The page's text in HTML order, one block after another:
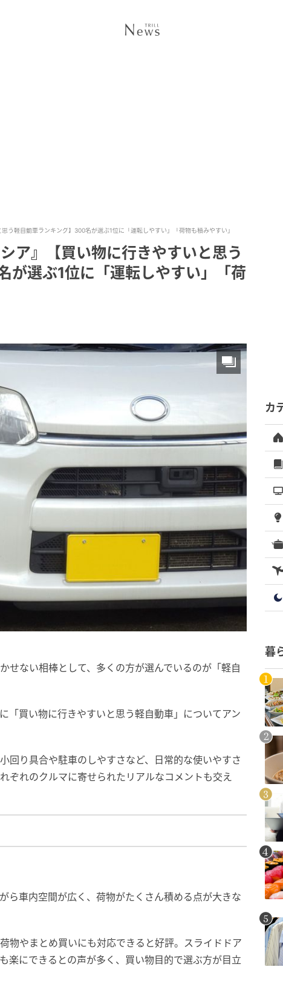
う軽自動車ランキング】300名が選ぶ1位に「運転しやすい」「荷物も積みやすい」
ア』【買い物に行きやすいと思う
が選ぶ1位に「運転しやすい」「荷
せない相棒として、多くの方が選んでいるのが「軽自
「買い物に行きやすいと思う軽自動車」についてアン
回り具合や駐車のしやすさなど、日常的な使いやすさ
ぞれのクルマに寄せられたリアルなコメントも交え
ら車内空間が広く、荷物がたくさん積める点が大きな
物やまとめ買いにも対応できると好評。スライドドア
楽にできるとの声が多く、買い物目的で選ぶ方が目立
カ
暮